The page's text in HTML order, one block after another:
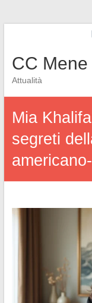
CC Mene
Attualità
Mia
segreti